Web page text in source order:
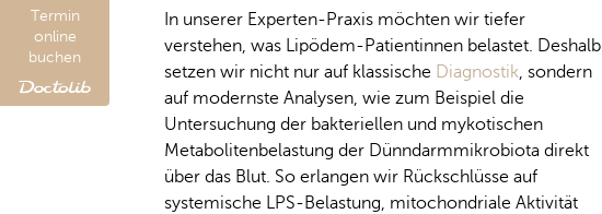
In unserer Experten-Praxis möchten wir tiefer
verstehen, was Lipödem-Patientinnen belastet. Deshalb
setzen wir nicht nur auf klassische Diagnostik, sondern
auf modernste Analysen, wie zum Beispiel die
Untersuchung der bakteriellen und mykotischen
Metabolitenbelastung der Dünndarmmikrobiota direkt
über das Blut. So erlangen wir Rückschlüsse auf
systemische LPS-Belastung, mitochondriale Aktivität
Termin
online
buchen